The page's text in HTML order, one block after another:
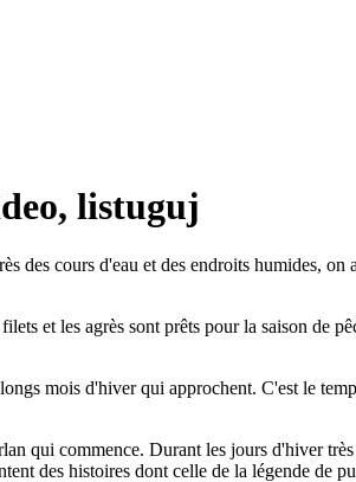
listuguj
des cours d'eau et des endroits humides,
et les agrès sont prêts pour la saison de
mois d'hiver qui approchent. C'est le
qui commence. Durant les jours d'hiver
des histoires dont celle de la légende de